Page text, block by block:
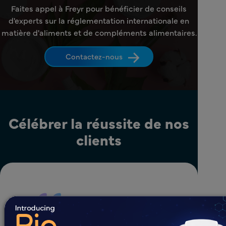
Faites appel à Freyr pour bénéficier de conseils
d'experts sur la réglementation internationale en
matière d'aliments et de compléments alimentaires.
Contactez-nous
Célébrer la réussite de nos
clients